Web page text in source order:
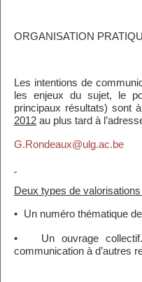
ORGANISATION
Les intentions de
les enjeux du sujet, le
principaux résultats) sont
2012 au plus tard à
G.Rondeaux@ulg.ac.be
Deux types de
• Un numéro thématique
•
Un ouvrage
communication à d’autres